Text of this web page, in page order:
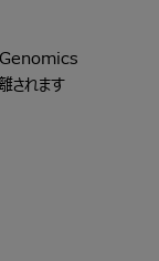
Genomics
れます